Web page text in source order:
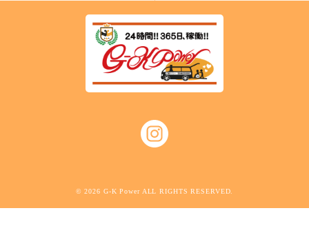
© 2026 G-K Power ALL RIGHTS RESERVED.